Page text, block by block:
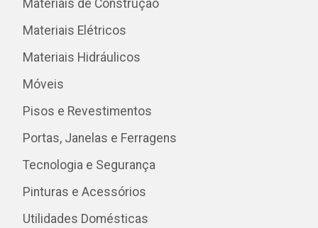
Materiais de Construção
Materiais Elétricos
Materiais Hidráulicos
Móveis
Pisos e Revestimentos
Portas, Janelas e Ferragens
Tecnologia e Segurança
Pinturas e Acessórios
Utilidades Domésticas